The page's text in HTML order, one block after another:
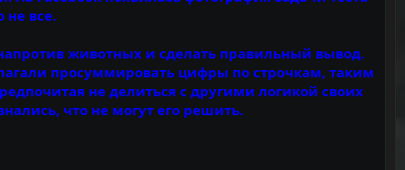
не все.
животных и сделать правильный вывод.
просуммировать цифры по строчкам, таким
не делиться с другими логикой своих
что не могут его решить.